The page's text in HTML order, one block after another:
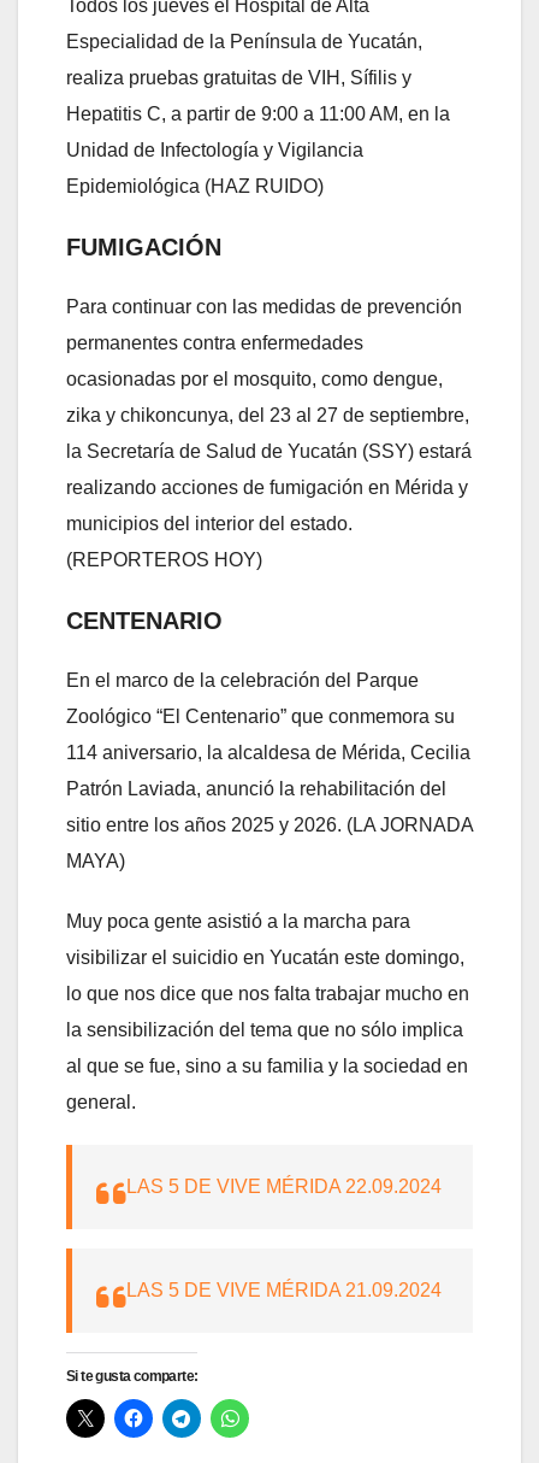
Todos los jueves el Hospital de Alta
Especialidad de la Península de Yucatán,
realiza pruebas gratuitas de VIH, Sífilis y
Hepatitis C, a partir de 9:00 a 11:00 AM, en la
Unidad de Infectología y Vigilancia
Epidemiológica (HAZ RUIDO)
FUMIGACIÓN
Para continuar con las medidas de prevención
permanentes contra enfermedades
ocasionadas por el mosquito, como dengue,
zika y chikoncunya, del 23 al 27 de septiembre,
la Secretaría de Salud de Yucatán (SSY) estará
realizando acciones de fumigación en Mérida y
municipios del interior del estado.
(REPORTEROS HOY)
CENTENARIO
En el marco de la celebración del Parque
Zoológico “El Centenario” que conmemora su
114 aniversario, la alcaldesa de Mérida, Cecilia
Patrón Laviada, anunció la rehabilitación del
sitio entre los años 2025 y 2026. (LA JORNADA
MAYA)
Muy poca gente asistió a la marcha para
visibilizar el suicidio en Yucatán este domingo,
lo que nos dice que nos falta trabajar mucho en
la sensibilización del tema que no sólo implica
al que se fue, sino a su familia y la sociedad en
general.
LAS 5 DE VIVE MÉRIDA 22.09.2024
LAS 5 DE VIVE MÉRIDA 21.09.2024
Si te gusta comparte: